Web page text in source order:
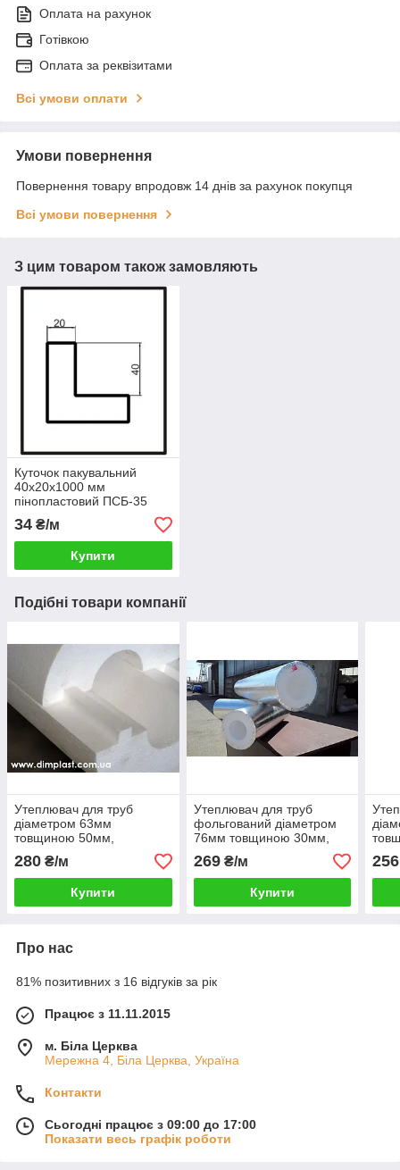
Оплата на рахунок
Готівкою
Оплата за реквізитами
Всі умови оплати
Умови повернення
Повернення товару впродовж 14 днів за рахунок покупця
Всі умови повернення
З цим товаром також замовляють
Куточок пакувальний
40x20x1000 мм
пінопластовий ПСБ-35
34 ₴/м
Купити
Подібні товари компанії
Утеплювач для труб
діаметром 63мм
товщиною 50мм,
пінопласт ПСБ-С-35
280 ₴/м
Купити
Утеплювач для труб
фольгований діаметром
76мм товщиною 30мм,
пінопласт ПСБ-С-35
269₴/м
Купити
256
Про нас
81% позитивних з 16 відгуків за рік
Працює з 11.11.2015
м. Біла Церква
Мережна 4, Біла Церква, Україна
Контакти
Сьогодні працює з 09:00 до 17:00
Показати весь графік роботи